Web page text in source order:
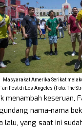
Masyarakat Amerika Serikat
Fest di Los Angeles (Foto: The
menambah keseruan,
nama-nama
lalu, yang saat ini